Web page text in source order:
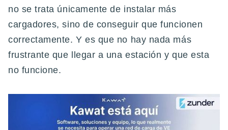
no se trata únicamente de instalar más
cargadores, sino de conseguir que funcionen
correctamente. Y es que no hay nada más
frustrante que llegar a una estación y que esta
no funcione.